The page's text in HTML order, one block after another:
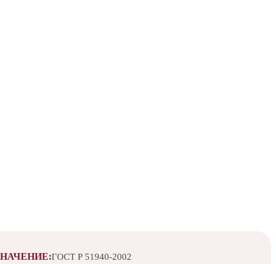
ГОСТ Р 51940-2002